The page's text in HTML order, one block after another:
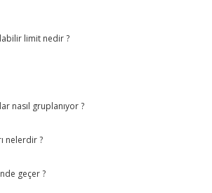
limit nedir ?
nasıl gruplanıyor ?
nelerdir ?
geçer ?